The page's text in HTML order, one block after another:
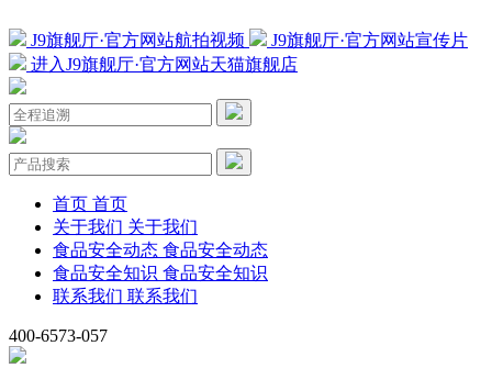
J9旗舰厅·官方网站航拍视频
J9旗舰厅·官方网站宣传片
进入J9旗舰厅·官方网站天猫旗舰店
首页 首页
关于我们 关于我们
食品安全动态 食品安全动态
食品安全知识 食品安全知识
联系我们 联系我们
400-6573-057